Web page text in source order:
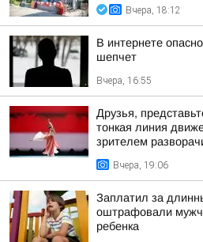
Вчера, 18:12
В интернете
шепчет
Вчера, 16:55
Друзья,
тонкая линия
зрителем
Вчера, 19:06
Заплатил за
оштрафовали
ребенка